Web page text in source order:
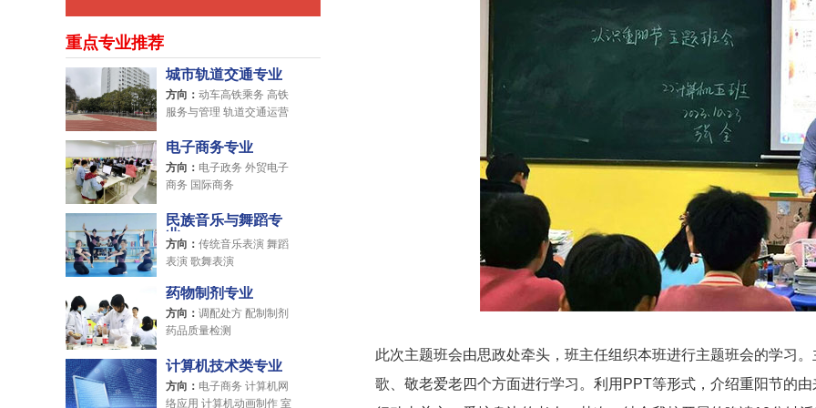
重点专业推荐
城市轨道交通专业
方向： 动车高铁乘务 高铁
服务与管理 轨道交通运营
电子商务专业
方向： 电子政务 外贸电子
商务 国际商务
民族音乐与舞蹈专
业
方向： 传统音乐表演 舞蹈
表演 歌舞表演
药物制剂专业
方向： 调配处方 配制制剂
药品质量检测
计算机技术类专业
方向： 电子商务 计算机网
络应用 计算机动画制作 室
此次主题班会由思政处牵头，班主任组织本班进行主题班会的学习
歌、敬老爱老四个方面进行学习。利用PPT等形式，介绍重阳节的